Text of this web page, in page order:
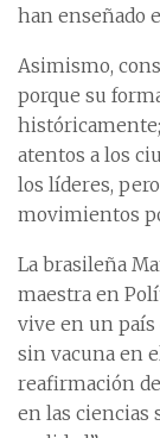
han enseñado
Asimismo,
porque su
atentos a los
los líderes,
movimientos
La brasileña
maestra en
vive en un
sin vacuna en
reafirmación
en las ciencias